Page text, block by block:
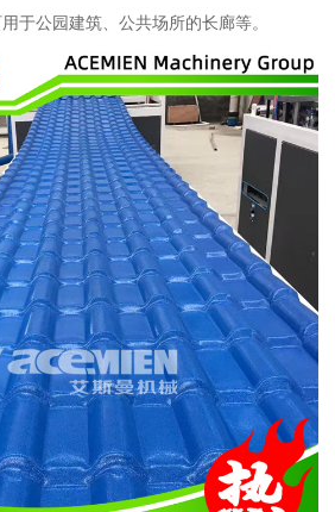
于公园建筑、公共场所的长廊等。